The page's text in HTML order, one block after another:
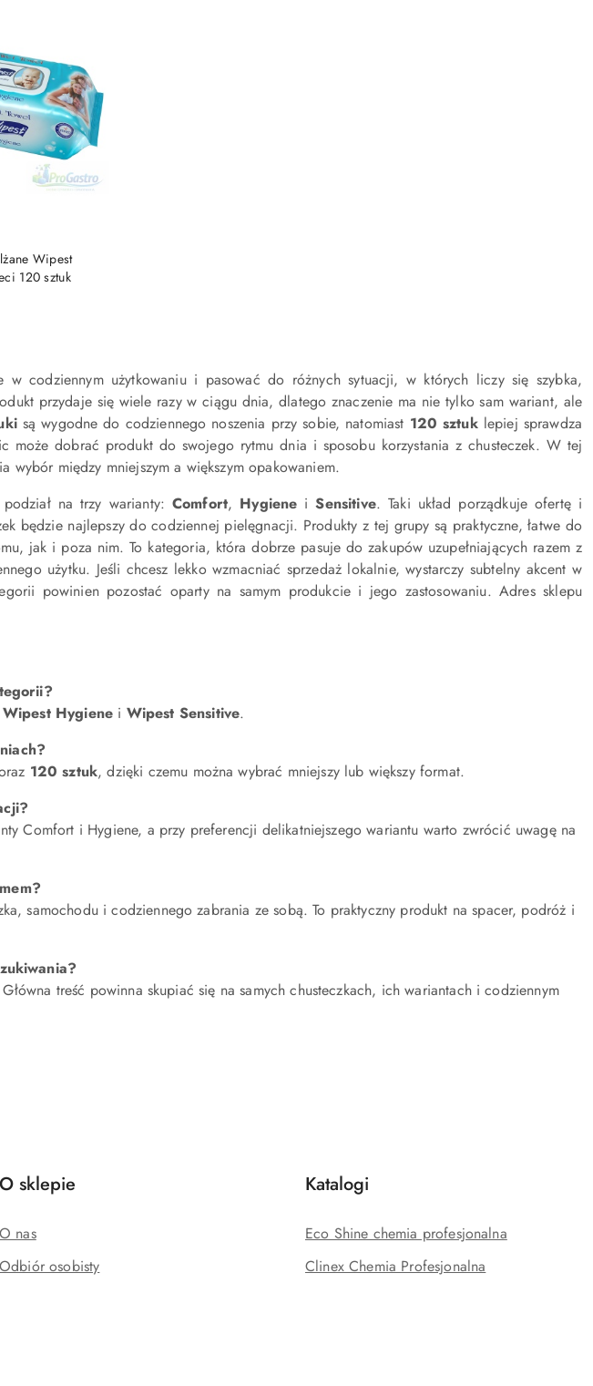
Wipest
120 sztuk
w codziennym użytkowaniu i pasować do różnych sytuacji, w których liczy się szybka,
przydaje się wiele razy w ciągu dnia, dlatego znaczenie ma nie tylko sam wariant, ale
są wygodne do codziennego noszenia przy sobie, natomiast 120 sztuklepiej sprawdza
może dobrać produkt do swojego rytmu dnia i sposobu korzystania z chusteczek. W tej
wybór między mniejszym a większym opakowaniem.
na trzy warianty:Comfort, Hygiene iSensitive. Taki układ porządkuje ofertę i
będzie najlepszy do codziennej pielęgnacji. Produkty z tej grupy są praktyczne, łatwe do
jak i poza nim. To kategoria, która dobrze pasuje do zakupów uzupełniających razem z
użytku. Jeśli chcesz lekko wzmacniać sprzedaż lokalnie, wystarczy subtelny akcent w
powinien pozostać oparty na samym produkcie i jego zastosowaniu. Adres sklepu
Wipest Hygiene i Wipest Sensitive.
120 sztuk, dzięki czemu można wybrać mniejszy lub większy format.
Comfort i Hygiene, a przy preferencji delikatniejszego wariantu warto zwrócić uwagę na
samochodu i codziennego zabrania ze sobą. To praktyczny produkt na spacer, podróż i
treść powinna skupiać się na samych chusteczkach, ich wariantach i codziennym
O sklepie
O nas
Odbiór osobisty
Katalogi
Eco Shine chemia profesjonalna
Clinex Chemia Profesjonalna